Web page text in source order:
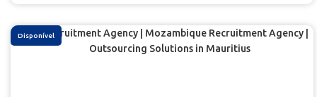
Disponível